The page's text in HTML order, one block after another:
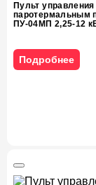
Пульт управления
паротермальным
ПУ-04МП 2,25-12
Подробнее